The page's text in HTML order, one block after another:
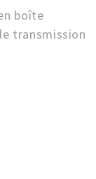
boîte
transmission